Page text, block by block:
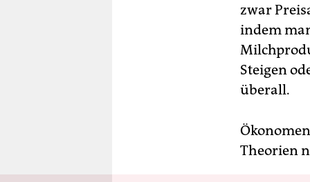
zwar
indem
Steigen
überall.
Theorien